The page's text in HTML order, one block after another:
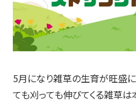
5月になり雑草の生育が旺盛
ても刈っても伸びてくる雑草